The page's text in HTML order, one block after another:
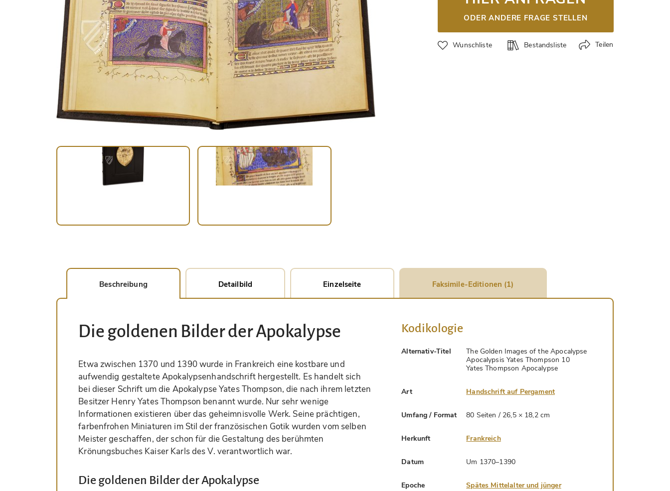
ODER ANDERE FRAGE STELLEN
Wunschliste Bestandsliste Teilen
Beschreibung Detailbild Einzelseite Faksimile-Editionen (1)
Die goldenen Bilder der Apokalypse
Etwa zwischen 1370 und 1390 wurde in Frankreich eine kostbare und
aufwendig gestaltete Apokalypsenhandschrift hergestellt. Es handelt sich
bei dieser Schrift um die Apokalypse Yates Thompson, die nach ihrem letzten
Besitzer Henry Yates Thompson benannt wurde. Nur sehr wenige
Informationen existieren über das geheimnisvolle Werk. Seine prächtigen,
farbenfrohen Miniaturen im Stil der französischen Gotik wurden vom selben
Meister geschaffen, der schon für die Gestaltung des berühmten
Krönungsbuches Kaiser Karls des V. verantwortlich war.
Die goldenen Bilder der Apokalypse
Kodikologie
Alternativ-Titel
The Golden Images of the Apocalypse
Apocalypsis Yates Thompson 10
Yates Thompson Apocalypse
Art Handschrift auf Pergament
Umfang / Format 80 Seiten / 26,5 × 18,2 cm
Herkunft Frankreich
Datum Um 1370–1390
Epoche Spätes Mittelalter und jünger